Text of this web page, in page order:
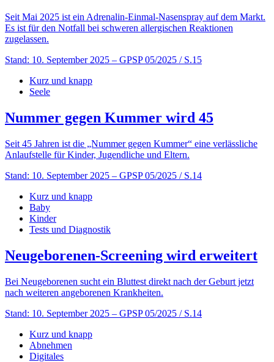
Seit Mai 2025 ist ein Adrenalin-Einmal-Nasenspray auf dem Markt.
Es ist für den Notfall bei schweren allergischen Reaktionen
zugelassen.
Stand: 10. September 2025 – GPSP 05/2025 / S.15
Kurz und knapp
Seele
Nummer gegen Kummer wird 45
Seit 45 Jahren ist die „Nummer gegen Kummer“ eine verlässliche
Anlaufstelle für Kinder, Jugendliche und Eltern.
Stand: 10. September 2025 – GPSP 05/2025 / S.14
Kurz und knapp
Baby
Kinder
Tests und Diagnostik
Neugeborenen-Screening wird erweitert
Bei Neugeborenen sucht ein Bluttest direkt nach der Geburt jetzt
nach weiteren angeborenen Krankheiten.
Stand: 10. September 2025 – GPSP 05/2025 / S.14
Kurz und knapp
Abnehmen
Digitales